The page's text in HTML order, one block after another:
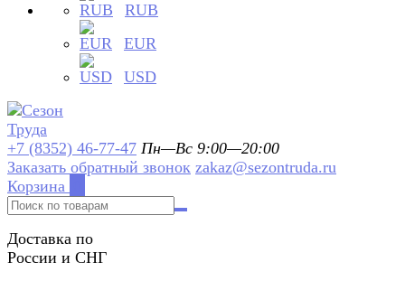
RUB
EUR
USD
+7 (8352) 46-77-47 Пн—Вс 9:00—20:00
Заказать обратный звонок zakaz@sezontruda.ru
Корзина
Доставка по
России и СНГ